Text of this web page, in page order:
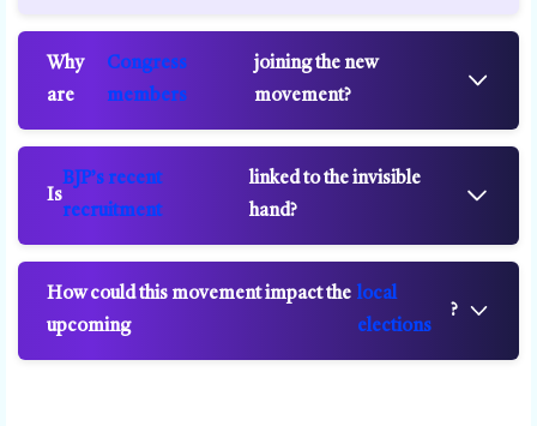
Why
are
Congress
members
joining the new
movement?
Is
BJP’s recent
recruitment
linked to the invisible
hand?
How could this movement impact the
upcoming
local
elections
?